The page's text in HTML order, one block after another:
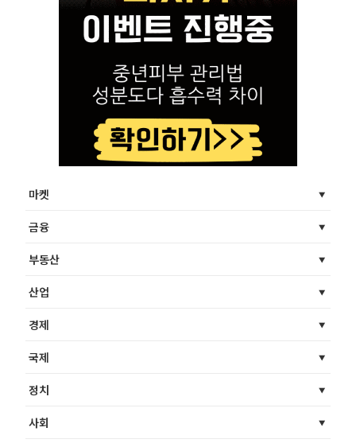
마켓
금융
부동산
산업
경제
국제
정치
사회